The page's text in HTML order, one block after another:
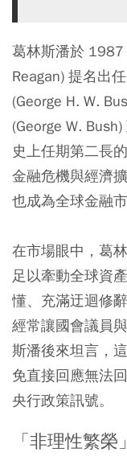
葛林斯潘於 1987
Reagan) 提名出
(George H. W.
(George W.
史上任期第二長
金融危機與經濟
也成為全球金融
在市場眼中，葛
足以牽動全球資
懂、充滿迂迴修
經常讓國會議員
斯潘後來坦言，
免直接回應無法
央行政策訊號。
「非理性繁